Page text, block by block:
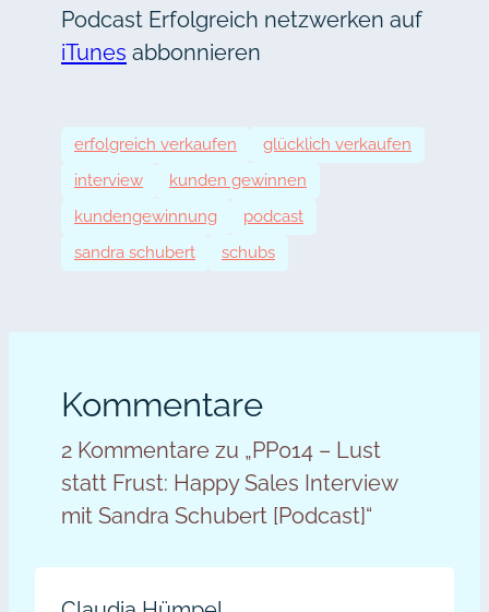
Podcast Erfolgreich netzwerken auf
iTunes abbonnieren
erfolgreich verkaufen
glücklich verkaufen
interview
kunden gewinnen
kundengewinnung
podcast
sandra schubert
schubs
Kommentare
2 Kommentare zu „PP014 – Lust
statt Frust: Happy Sales Interview
mit Sandra Schubert [Podcast]“